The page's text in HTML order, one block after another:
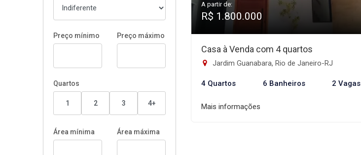
Preço mínimo Preço máximo
Quartos
1 2 3 4+
Área mínima Área máxima
A partir de:
R$ 1.800.000
Casa à Venda com 4 quartos
Jardim Guanabara, Rio de Janeiro-RJ
4 Quartos 6 Banheiros 2 Vagas
Mais informações